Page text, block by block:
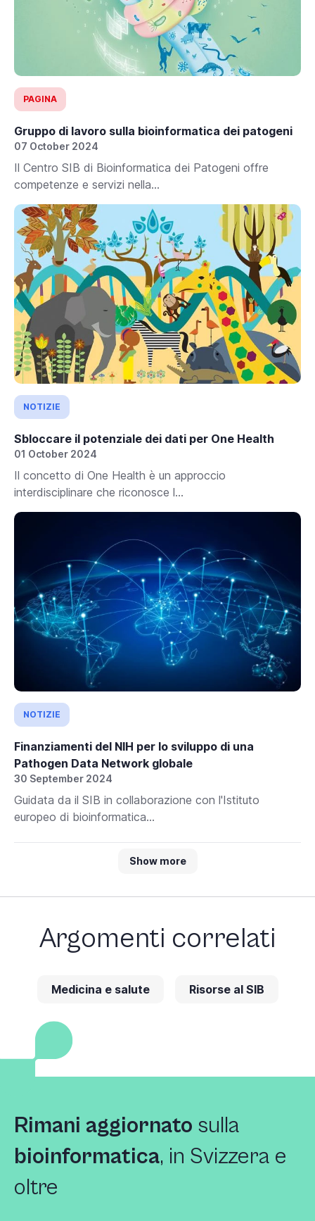
PAGINA
Gruppo di lavoro sulla bioinformatica dei patogeni
07 October 2024
Il Centro SIB di Bioinformatica dei Patogeni offre
competenze e servizi nella...
NOTIZIE
Sbloccare il potenziale dei dati per One Health
01 October 2024
Il concetto di One Health è un approccio
interdisciplinare che riconosce l...
NOTIZIE
Finanziamenti del NIH per lo sviluppo di una
Pathogen Data Network globale
30 September 2024
Guidata da il SIB in collaborazione con l'Istituto
europeo di bioinformatica...
Show more
Argomenti correlati
Medicina e salute Risorse al SIB
Rimani aggiornato sulla
bioinformatica, in Svizzera e
oltre